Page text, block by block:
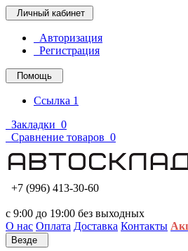
Личный кабинет
Авторизация
Регистрация
Помощь
Ссылка 1
Закладки 0
Сравнение товаров 0
+7 (996) 413-30-60
с 9:00 до 19:00 без выходных
О нас Оплата Доставка Контакты
Везде